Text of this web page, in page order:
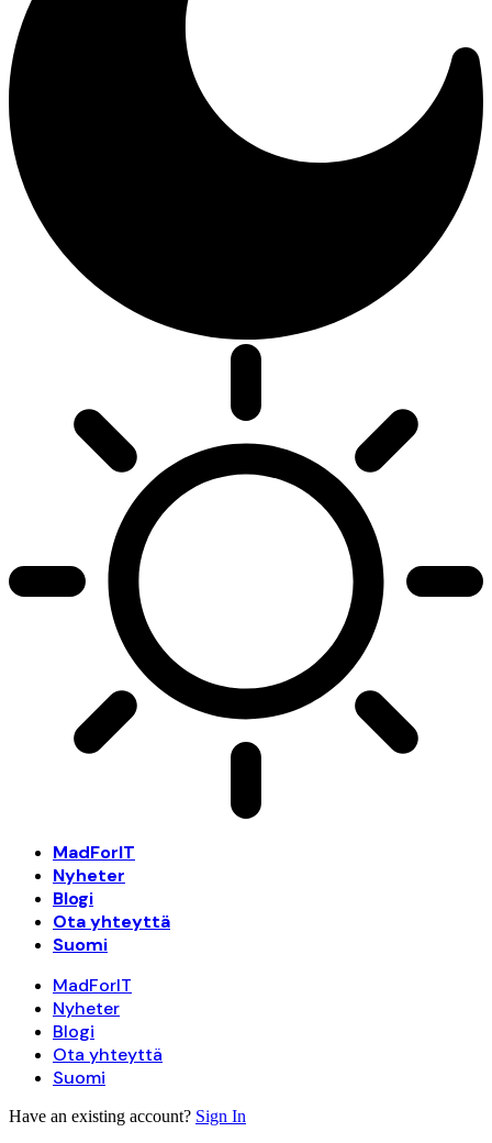
MadForIT
Nyheter
Blogi
Ota yhteyttä
Suomi
MadForIT
Nyheter
Blogi
Ota yhteyttä
Suomi
Have an existing account? Sign In